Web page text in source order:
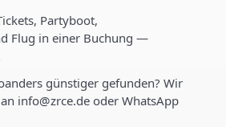
Partyboot,
Flug in einer Buchung —
günstiger gefunden? Wir
info@zrce.de oder WhatsApp